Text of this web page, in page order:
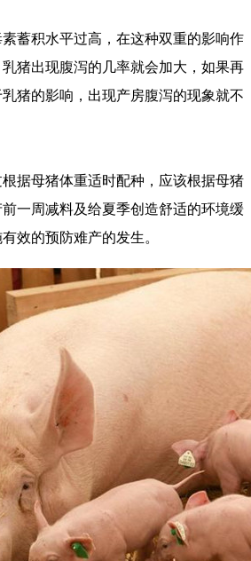
积水平过高，在这种双重的影响作
猪出现腹泻的几率就会加大，如果再
猪的影响，出现产房腹泻的现象就不
母猪体重适时配种，应该根据母猪
一周减料及给夏季创造舒适的环境缓
效的预防难产的发生。